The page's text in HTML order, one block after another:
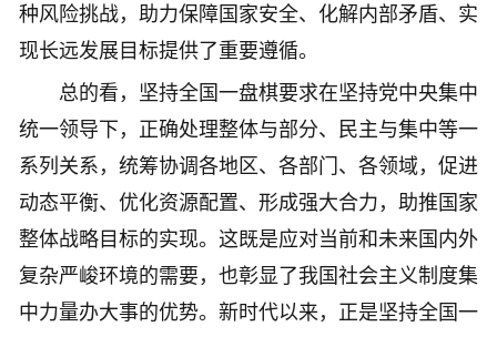
种风险挑战，助力保障国家安全、化解内部矛盾、实
现长远发展目标提供了重要遵循。
总的看，坚持全国一盘棋要求在坚持党中央集中
统一领导下，正确处理整体与部分、民主与集中等一
系列关系，统筹协调各地区、各部门、各领域，促进
动态平衡、优化资源配置、形成强大合力，助推国家
整体战略目标的实现。这既是应对当前和未来国内外
复杂严峻环境的需要，也彰显了我国社会主义制度集
中力量办大事的优势。新时代以来，正是坚持全国一